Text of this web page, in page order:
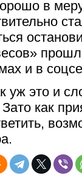
в
и в
уж это и
как